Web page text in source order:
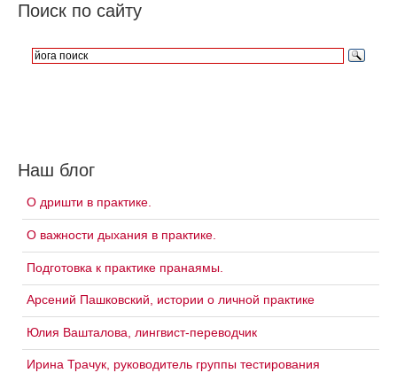
Поиск по сайту
Наш блог
О дришти в практике.
О важности дыхания в практике.
Подготовка к практике пранаямы.
Арсений Пашковский, истории о личной практике
Юлия Вашталова, лингвист-переводчик
Ирина Трачук, руководитель группы тестирования